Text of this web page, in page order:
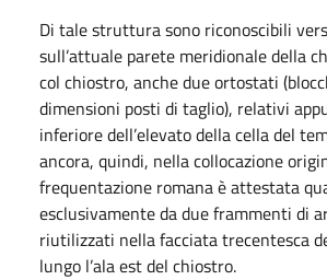
Di tale struttura sono riconoscibili
sull’attuale parete meridionale della
col chiostro, anche due ortostati
dimensioni posti di taglio), relativi
inferiore dell’elevato della cella del
ancora, quindi, nella collocazione
frequentazione romana è attestata
esclusivamente da due frammenti di
riutilizzati nella facciata trecentesca
lungo l’ala est del chiostro.